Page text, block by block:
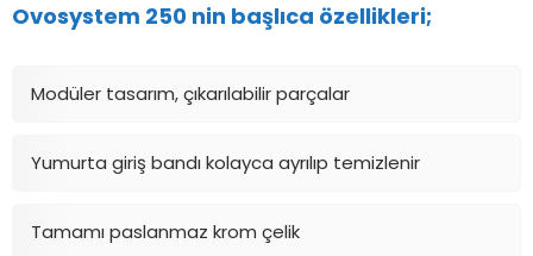
Ovosystem 250 nin başlıca özellikleri;
Modüler tasarım, çıkarılabilir parçalar
Yumurta giriş bandı kolayca ayrılıp temizlenir
Tamamı paslanmaz krom çelik